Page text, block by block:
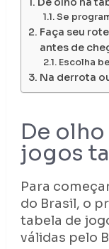
Se
Faça seu
antes de
Escolha
Na derrota
De
jogos
Para
do Brasil, o
tabela de
válidas pelo